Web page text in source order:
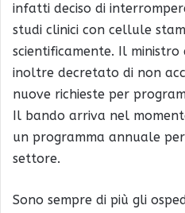
infatti deciso di
studi clinici con cellule
scientificamente. Il
inoltre decretato di non
nuove richieste per
Il bando arriva nel
un programma annuale
settore.
Sono sempre di più gli